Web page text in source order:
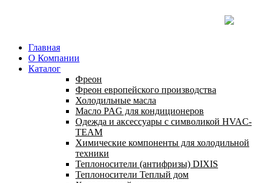
Главная
О Компании
Каталог
Фреон
Фреон европейского производства
Холодильные масла
Масло PAG для кондиционеров
Одежда и аксессуары с символикой HVAC-
TEAM
Химические компоненты для холодильной
техники
Теплоносители (антифризы) DIXIS
Теплоносители Теплый дом